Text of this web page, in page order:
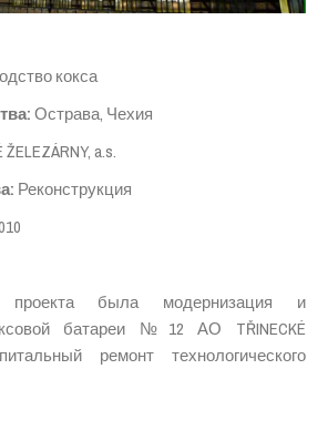
кокса
:Острава, Чехия
ŽELEZÁRNY, a.s.
: Реконструкция
была модернизация и
батареи №12 АО TŘINECKÉ
ремонт технологического